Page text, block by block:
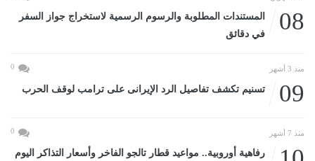
08
المستندات المطلوبة والرسوم الرسمية لاستخراج جواز السفر
في دقائق
منذ 3 أشهر 0
09 تسنيم تكشف تفاصيل الرد الإيرانى على ترامب لوقف الحرب
منذ 7 أشهر 0
رفاهية أوروبية.. مواعيد قطار تالجو الفاخر وأسعار التذاكر اليوم